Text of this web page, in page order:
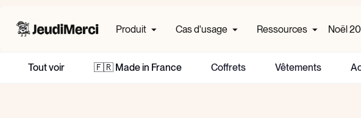
Produit Cas d'usage Ressources Noël
Tout voir 🇫🇷 Made in France Coffrets Vêtements